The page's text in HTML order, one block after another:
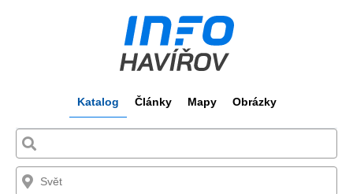
Katalog Články Mapy Obrázky